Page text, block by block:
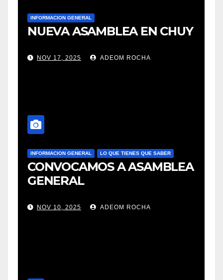
INFORMACION GENERAL
NUEVA ASAMBLEA EN CHUY
NOV 17, 2025 ADEOM ROCHA
INFORMACION GENERAL LO QUE TIENES QUE SABER
CONVOCAMOS A ASAMBLEA
GENERAL
NOV 10, 2025 ADEOM ROCHA